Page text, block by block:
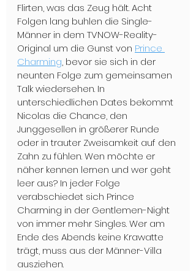
Flirten, was das Zeug hält. Acht
Folgen lang buhlen die Single-
Männer in dem TVNOW-Reality-
Original um die Gunst von Prince
Charming, bevor sie sich in der
neunten Folge zum gemeinsamen
Talk wiedersehen. In
unterschiedlichen Dates bekommt
Nicolas die Chance, den
Junggesellen in größerer Runde
oder in trauter Zweisamkeit auf den
Zahn zu fühlen. Wen möchte er
näher kennen lernen und wer geht
leer aus? In jeder Folge
verabschiedet sich Prince
Charming in der Gentlemen-Night
von immer mehr Singles. Wer am
Ende des Abends keine Krawatte
trägt, muss aus der Männer-Villa
ausziehen.